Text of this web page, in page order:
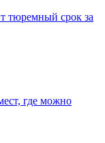
тюремный срок за
где можно